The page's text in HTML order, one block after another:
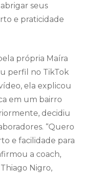
seus
e praticidade
própria Maíra
perfil no TikTok
ela explicou
em um bairro
decidiu
“Quero
e facilidade para
a coach,
Nigro,